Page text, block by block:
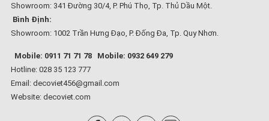
Showroom: 341 Đường 30/4, P. Phú Thọ, Tp. Thủ Dầu Một.
Bình Định:
Showroom: 1002 Trần Hưng Đạo, P. Đống Đa, Tp. Quy Nhơn.
Mobile: 0911 71 71 78
Mobile: 0932 649 279
Hotline: 028 35 123 777
Email: decoviet456@gmail.com
Website: decoviet.com